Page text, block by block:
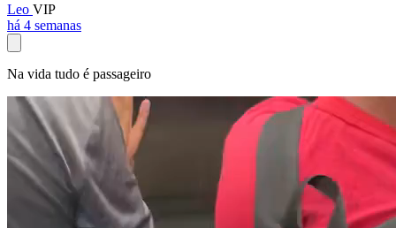
Leo VIP
há 4 semanas
Na vida tudo é passageiro